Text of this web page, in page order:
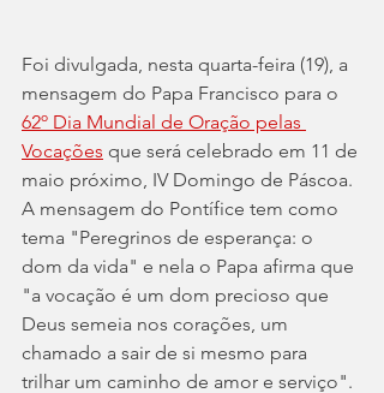
Foi divulgada, nesta quarta-feira (19), a
mensagem do Papa Francisco para o
62º Dia Mundial de Oração pelas
Vocações que será celebrado em 11 de
maio próximo, IV Domingo de Páscoa.
A mensagem do Pontífice tem como
tema "Peregrinos de esperança: o
dom da vida" e nela o Papa afirma que
"a vocação é um dom precioso que
Deus semeia nos corações, um
chamado a sair de si mesmo para
trilhar um caminho de amor e serviço".